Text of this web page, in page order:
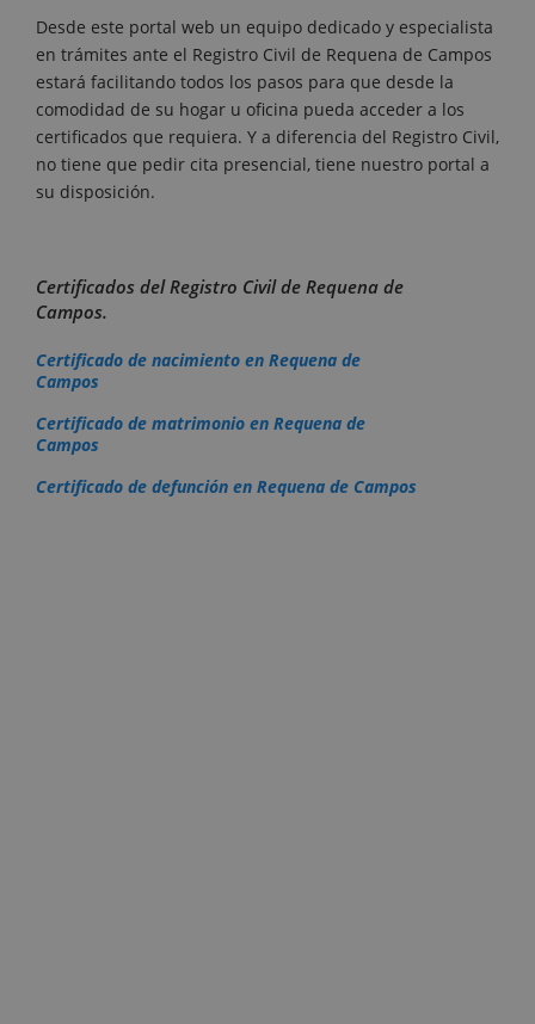
Desde este portal web un equipo dedicado y especialista
en trámites ante el Registro Civil de Requena de Campos
estará facilitando todos los pasos para que desde la
comodidad de su hogar u oficina pueda acceder a los
certificados que requiera. Y a diferencia del Registro Civil,
no tiene que pedir cita presencial, tiene nuestro portal a
su disposición.
Certificados del Registro Civil de Requena de
Campos.
Certificado de nacimiento en Requena de
Campos
Certificado de matrimonio en Requena de
Campos
Certificado de defunción en Requena de Campos